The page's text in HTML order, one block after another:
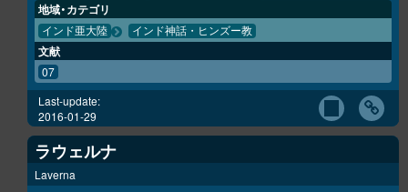
地域・カテゴリ
インド亜大陸 インド神話・ヒンズー教
文献
07
Last-update:
2016-01-29
ラウェルナ
Laverna